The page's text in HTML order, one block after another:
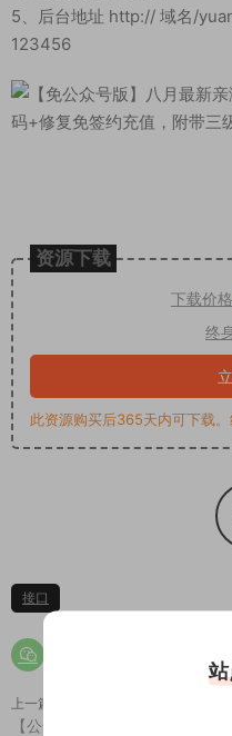
5、后台地址 http:// 域名/
123456
资源下载
下载价格
终
此资源购买后365天内可下载
接口
上一篇
【公众号版】八月最新亲测微信